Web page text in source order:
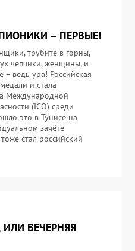
– ПЕРВЫЕ!
трубите в горны,
чепчики, женщины, и
– ведь ура! Российская
и стала
Международной
(ICO) среди
это в Тунисе на
зачёте
стал российский
ИЛИ ВЕЧЕРНЯЯ